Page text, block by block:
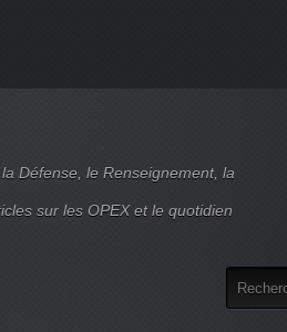
Défense, le Renseignement, la
sur les OPEX et le quotidien